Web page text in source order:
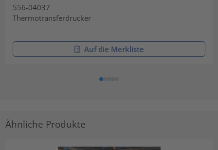
556-04037
Thermotransferdrucker
Auf die Merkliste
Ähnliche Produkte